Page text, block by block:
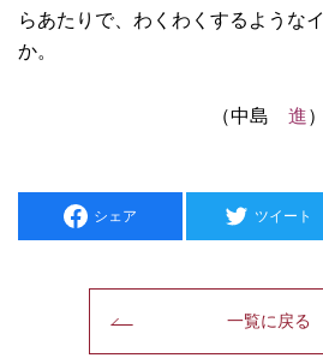
らあたりで、わくわくするような
か。
（中島 進）
シェア ツイート
一覧に戻る